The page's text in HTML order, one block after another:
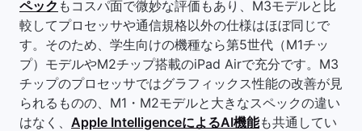
ペック もコスパ面で微妙な評価もあり、M3モデルと比
較してプロセッサや通信規格以外の仕様はほぼ同じで
す。そのため、学生向けの機種なら第5世代（M1チッ
プ）モデルやM2チップ搭載のiPad Airで充分です。M3
チップのプロセッサではグラフィックス性能の改善が見
られるものの、M1・M2モデルと大きなスペックの違い
はなく、 Apple IntelligenceによるAI機能も共通してい